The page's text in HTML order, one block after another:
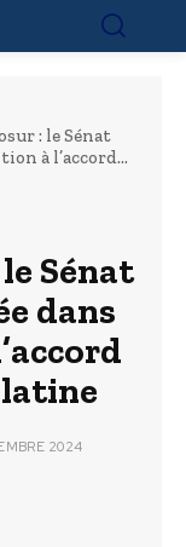
: le Sénat
à l’accord...
Sénat
dans
latine
2024